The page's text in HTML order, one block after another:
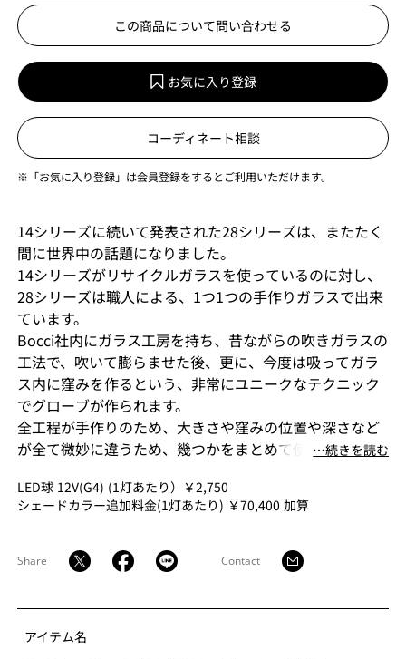
この商品について問い合わせる
お気に入り登録
コーディネート相談
※「お気に入り登録」は会員登録をするとご利用いただけます。
14シリーズに続いて発表された28シリーズは、またたく
間に世界中の話題になりました。
14シリーズがリサイクルガラスを使っているのに対し、
28シリーズは職人による、1つ1つの手作りガラスで出来
ています。
Bocci社内にガラス工房を持ち、昔ながらの吹きガラスの
工法で、吹いて膨らませた後、更に、今度は吸ってガラ
ス内に窪みを作るという、非常にユニークなテクニック
でグローブが作られます。
全工程が手作りのため、大きさや窪みの位置や深さなど
が全て微妙に違うため、幾つかをまとめて使用すること
くもりを与えてくれます。
⋯続きを読む
LED球 12V(G4) (1灯あたり）￥2,750
シェードカラー追加料金(1灯あたり) ￥70,400 加算
Share Contact
アイテム名